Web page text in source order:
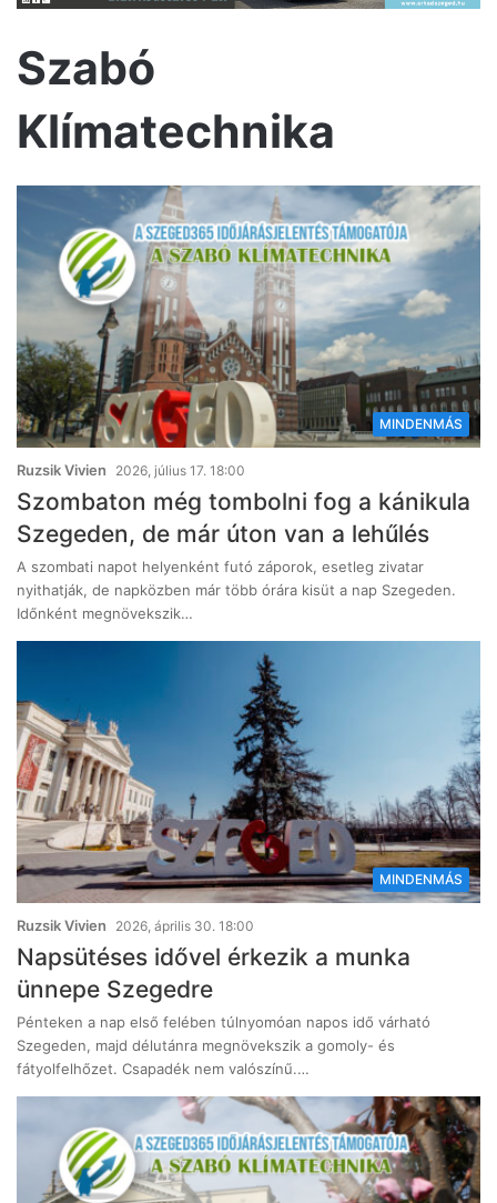
Szabó
Klímatechnika
MINDENMÁS
Ruzsik Vivien 2026, július 17. 18:00
Szombaton még tombolni fog a kánikula
Szegeden, de már úton van a lehűlés
A szombati napot helyenként futó záporok, esetleg zivatar
nyithatják, de napközben már több órára kisüt a nap Szegeden.
Időnként megnövekszik…
MINDENMÁS
Ruzsik Vivien 2026, április 30. 18:00
Napsütéses idővel érkezik a munka
ünnepe Szegedre
Pénteken a nap első felében túlnyomóan napos idő várható
Szegeden, majd délutánra megnövekszik a gomoly- és
fátyolfelhőzet. Csapadék nem valószínű.…